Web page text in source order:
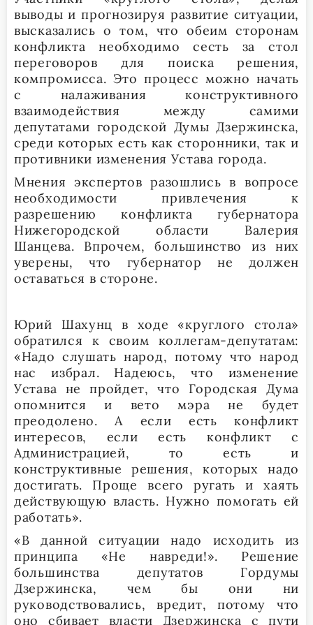
выводы и прогнозируя развитие ситуации,
высказались о том, что обеим сторонам
конфликта необходимо сесть за стол
переговоров для поиска решения,
компромисса. Это процесс можно начать
с налаживания конструктивного
взаимодействия между самими
депутатами городской Думы Дзержинска,
среди которых есть как сторонники, так и
противники изменения Устава города.
Мнения экспертов разошлись в вопросе
необходимости привлечения к
разрешению конфликта губернатора
Нижегородской области Валерия
Шанцева. Впрочем, большинство из них
уверены, что губернатор не должен
оставаться в стороне.
Юрий Шахунц в ходе «круглого стола»
обратился к своим коллегам-депутатам:
«Надо слушать народ, потому что народ
нас избрал. Надеюсь, что изменение
Устава не пройдет, что Городская Дума
опомнится и вето мэра не будет
преодолено. А если есть конфликт
интересов, если есть конфликт с
Администрацией, то есть и
конструктивные решения, которых надо
достигать. Проще всего ругать и хаять
действующую власть. Нужно помогать ей
работать».
«В данной ситуации надо исходить из
принципа «Не навреди!». Решение
большинства депутатов Гордумы
Дзержинска, чем бы они ни
руководствовались, вредит, потому что
оно сбивает власти Дзержинска с пути